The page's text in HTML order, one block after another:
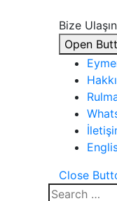
Bize Ulaşın
Open
Close